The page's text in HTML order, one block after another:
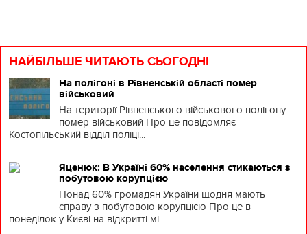
НАЙБІЛЬШЕ ЧИТАЮТЬ СЬОГОДНІ
На полігоні в Рівненській області помер
військовий
На території Рівненського військового полігону
помер військовий Про це повідомляє
Костопільський відділ поліці...
Яценюк: В Україні 60% населення стикаються з
побутовою корупцією
Понад 60% громадян України щодня мають
справу з побутовою корупцією Про це в
понеділок у Києві на відкритті мі...